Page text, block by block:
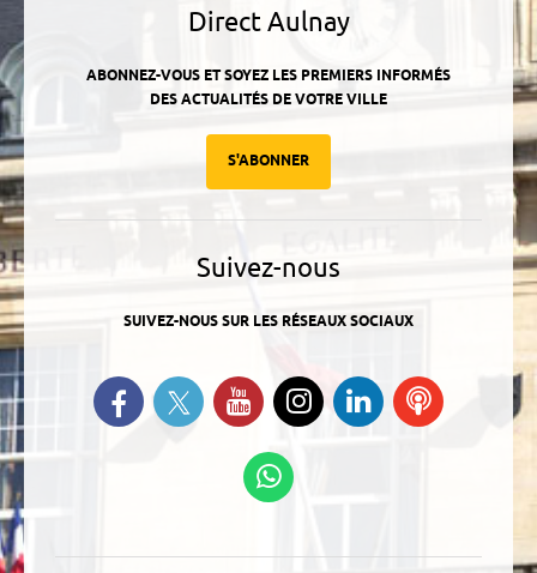
Direct Aulnay
ABONNEZ-VOUS ET SOYEZ LES PREMIERS INFORMÉS
DES ACTUALITÉS DE VOTRE VILLE
S'ABONNER
Suivez-nous
SUIVEZ-NOUS SUR LES RÉSEAUX SOCIAUX
Retrouvez-nous sur Facebook
Suivez-nous sur Twitter
Suivez-nous sur YouTube
Suivez-nous sur
Instagram
Retrouvez-
nous sur
Ecoutez